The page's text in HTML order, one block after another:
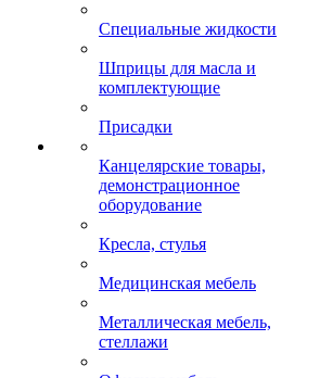
Специальные жидкости
Шприцы для масла и
комплектующие
Присадки
Канцелярские товары,
демонстрационное
оборудование
Кресла, стулья
Медицинская мебель
Металлическая мебель,
стеллажи